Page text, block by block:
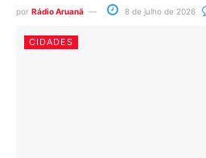
por Rádio Aruanã 8 de julho de 2026
CIDADES